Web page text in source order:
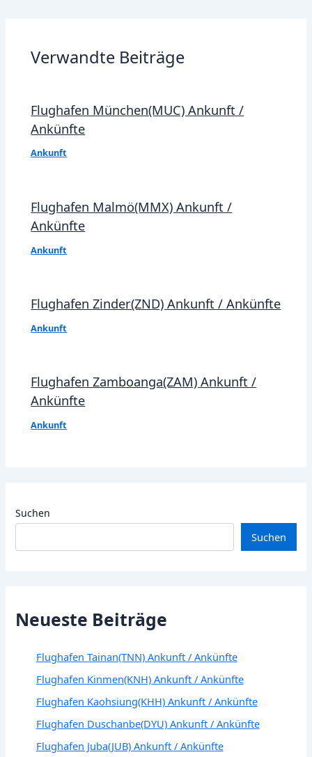
Verwandte Beiträge
Flughafen München(MUC) Ankunft /
Ankünfte
Ankunft
Flughafen Malmö(MMX) Ankunft /
Ankünfte
Ankunft
Flughafen Zinder(ZND) Ankunft / Ankünfte
Ankunft
Flughafen Zamboanga(ZAM) Ankunft /
Ankünfte
Ankunft
Suchen
Suchen
Neueste Beiträge
Flughafen Tainan(TNN) Ankunft / Ankünfte
Flughafen Kinmen(KNH) Ankunft / Ankünfte
Flughafen Kaohsiung(KHH) Ankunft / Ankünfte
Flughafen Duschanbe(DYU) Ankunft / Ankünfte
Flughafen Juba(JUB) Ankunft / Ankünfte